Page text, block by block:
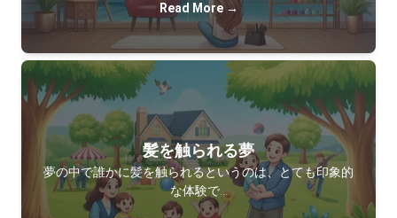
Read More →
髪を触られる夢
夢の中で誰かに髪を触られるというのは、とても印象的
な体験で…